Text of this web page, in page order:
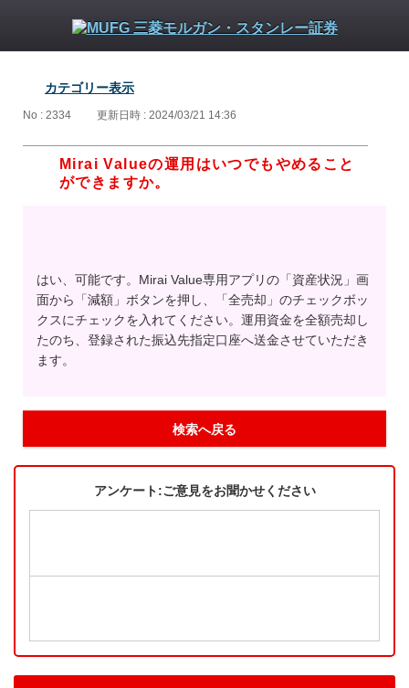
カテゴリー表示
No : 2334 更新日時 : 2024/03/21 14:36
Mirai Valueの運用はいつでもやめること
ができますか。
はい、可能です。Mirai Value専用アプリの「資産状況」画
面から「減額」ボタンを押し、「全売却」のチェックボッ
クスにチェックを入れてください。運用資金を全額売却し
たのち、登録された振込先指定口座へ送金させていただき
ます。
検索へ戻る
アンケート:ご意見をお聞かせください